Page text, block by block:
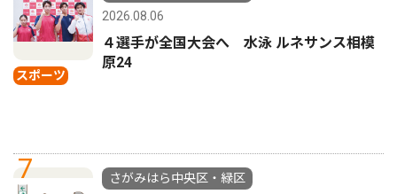
スポーツ
2026.08.06
４選手が全国大会へ 水泳 ルネサンス相模
原24
7
さがみはら中央区・緑区